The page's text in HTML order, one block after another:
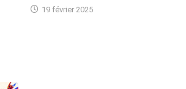
19 février 2025